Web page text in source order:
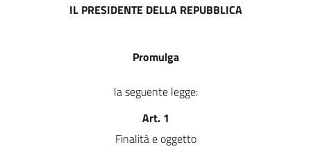
IL PRESIDENTE DELLA REPUBBLICA
Promulga
la seguente legge:
Art. 1
Finalità e oggetto